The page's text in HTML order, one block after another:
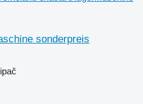
sonderpreis